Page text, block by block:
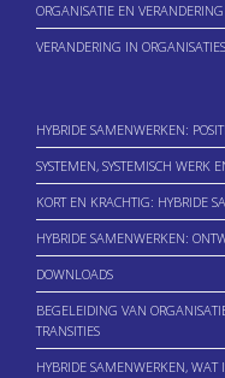
ORGANISATIE EN VERANDERING
VERANDERING IN ORGANISATIES
HYBRIDE SAMENWERKEN:
SYSTEMEN, SYSTEMISCH WERK
KORT EN KRACHTIG: HYBRIDE
HYBRIDE SAMENWERKEN:
DOWNLOADS
BEGELEIDING VAN
TRANSITIES
HYBRIDE SAMENWERKEN, WAT